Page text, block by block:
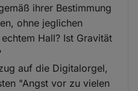
ihrer Bestimmung
ohne jeglichen
Hall? Ist Gravität
auf die Digitalorgel,
"Angst vor zu vielen